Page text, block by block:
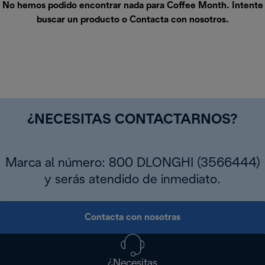
No hemos podido encontrar nada para Coffee Month. Intente
buscar un producto o Contacta con nosotros.
¿NECESITAS CONTACTARNOS?
Marca al número: 800 DLONGHI (3566444)
y serás atendido de inmediato.
Contacta con nosotras